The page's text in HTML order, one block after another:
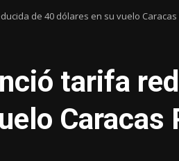
de 40 dólares en su vuelo
tarifa
Caracas